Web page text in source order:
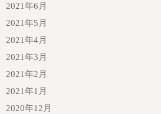
2021年6月
2021年5月
2021年4月
2021年3月
2021年2月
2021年1月
2020年12月